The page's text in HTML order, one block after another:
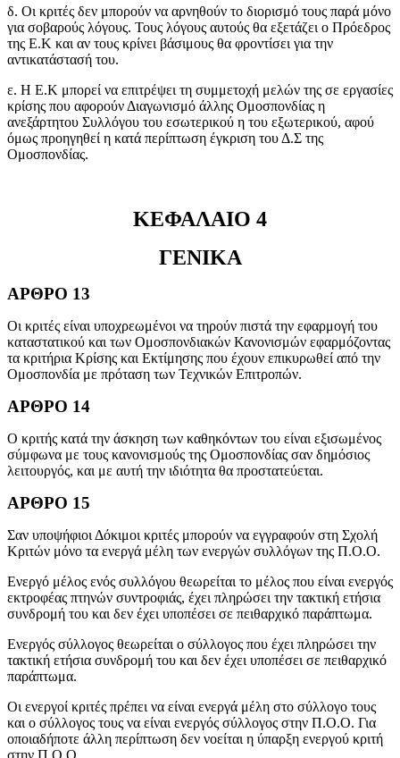
δ. Οι κριτές δεν μπορούν να αρνηθούν το διορισμό τους παρά μόνο
για σοβαρούς λόγους. Τους λόγους αυτούς θα εξετάζει ο Πρόεδρος
της Ε.Κ και αν τους κρίνει βάσιμους θα φροντίσει για την
αντικατάστασή του.
ε. Η Ε.Κ μπορεί να επιτρέψει τη συμμετοχή μελών της σε εργασίες
κρίσης που αφορούν Διαγωνισμό άλλης Ομοσπονδίας η
ανεξάρτητου Συλλόγου του εσωτερικού η του εξωτερικού, αφού
όμως προηγηθεί η κατά περίπτωση έγκριση του Δ.Σ της
Ομοσπονδίας.
ΚΕΦΑΛΑΙΟ 4
ΓΕΝΙΚΑ
ΑΡΘΡΟ 13
Οι κριτές είναι υποχρεωμένοι να τηρούν πιστά την εφαρμογή του
καταστατικού και των Ομοσπονδιακών Κανονισμών εφαρμόζοντας
τα κριτήρια Κρίσης και Εκτίμησης που έχουν επικυρωθεί από την
Ομοσπονδία με πρόταση των Τεχνικών Επιτροπών.
ΑΡΘΡΟ 14
Ο κριτής κατά την άσκηση των καθηκόντων του είναι εξισωμένος
σύμφωνα με τους κανονισμούς της Ομοσπονδίας σαν δημόσιος
λειτουργός, και με αυτή την ιδιότητα θα προστατεύεται.
ΑΡΘΡΟ 15
Σαν υποψήφιοι Δόκιμοι κριτές μπορούν να εγγραφούν στη Σχολή
Κριτών μόνο τα ενεργά μέλη των ενεργών συλλόγων της Π.Ο.Ο.
Ενεργό μέλος ενός συλλόγου θεωρείται το μέλος που είναι ενεργός
εκτροφέας πτηνών συντροφιάς, έχει πληρώσει την τακτική ετήσια
συνδρομή του και δεν έχει υποπέσει σε πειθαρχικό παράπτωμα.
Ενεργός σύλλογος θεωρείται ο σύλλογος που έχει πληρώσει την
τακτική ετήσια συνδρομή του και δεν έχει υποπέσει σε πειθαρχικό
παράπτωμα.
Οι ενεργοί κριτές πρέπει να είναι ενεργά μέλη στο σύλλογο τους
και ο σύλλογος τους να είναι ενεργός σύλλογος στην Π.Ο.Ο. Για
οποιαδήποτε άλλη περίπτωση δεν νοείται η ύπαρξη ενεργού κριτή